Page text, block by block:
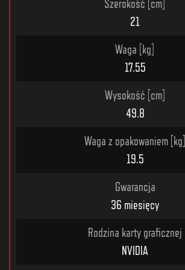
Szerokość [cm]
21
Waga [kg]
17.55
Wysokość [cm]
49.8
Waga z opakowaniem [kg]
19.5
Gwarancja
36 miesięcy
Rodzina karty graficznej
NVIDIA